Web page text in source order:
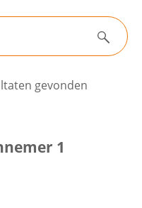
Zoeken
gevonden
1